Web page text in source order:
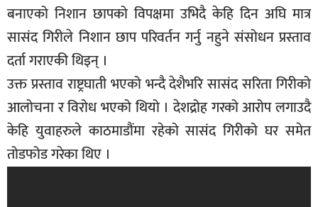
बनाएको निशान छापको विपक्षमा उभिदै केहि दिन अघि मात्र
सासंद गिरीले निशान छाप परिवर्तन गर्नु नहुने संसोधन प्रस्ताव
दर्ता गराएकी थिइन् ।
उक्त प्रस्ताव राष्ट्रघाती भएको भन्दै देशैभरि सासंद सरिता गिरीको
आलोचना र विरोध भएको थियो । देशद्रोह गरको आरोप लगाउदै
केहि युवाहरुले काठमाडौंमा रहेको सासंद गिरीको घर समेत
तोडफोड गरेका थिए ।